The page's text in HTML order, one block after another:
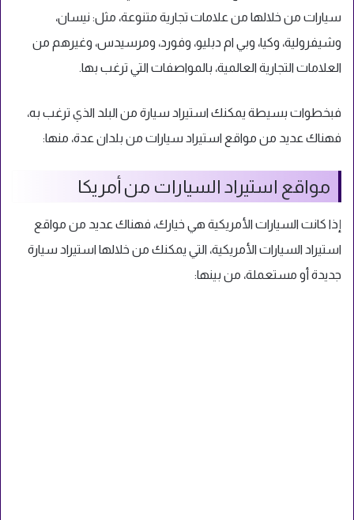
سيارات من خلالها من علامات تجارية متنوعة، مثل: نيسان،
وشيفرولية، وكيا، وبي ام دبليو، وفورد، ومرسيدس، وغيرهم من
العلامات التجارية العالمية، بالمواصفات التي ترغب بها.
فبخطوات بسيطة يمكنك استيراد سيارة من البلد الذي ترغب به،
فهناك عديد من مواقع استيراد سيارات من بلدان عدة، منها:
مواقع استيراد السيارات من أمريكا
إذا كانت السيارات الأمريكية هي خيارك، فهناك عديد من مواقع
استيراد السيارات الأمريكية، التي يمكنك من خلالها استيراد سيارة
جديدة أو مستعملة، من بينها: